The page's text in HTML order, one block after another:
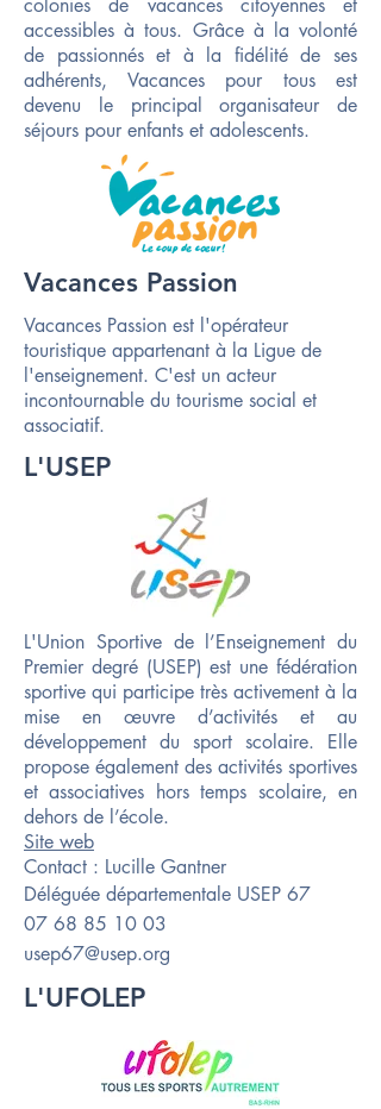
colonies de vacances citoyennes et
accessibles à tous. Grâce à la volonté
de passionnés et à la fidélité de ses
adhérents, Vacances pour tous est
devenu le principal organisateur de
séjours pour enfants et adolescents.​
Vacances Passion
Vacances Passion est l'opérateur
touristique appartenant à la Ligue de
l'enseignement. C'est un acteur
incontournable du tourisme social et
associatif. ​
L'USEP
​L'Union Sportive de l’Enseignement du
Premier degré (USEP) est une fédération
sportive qui participe très activement à la
mise en œuvre d’activités et au
développement du sport scolaire. Elle
propose également des activités sportives
et associatives hors temps scolaire, en
dehors de l’école.
Site web
Contact : Lucille Gantner
Déléguée départementale USEP 67
07 68 85 10 03
usep67@usep.org
L'UFOLEP